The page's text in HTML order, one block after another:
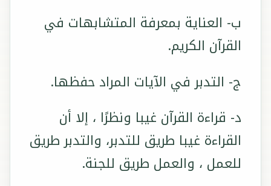
ب- العناية بمعرفة المتشابهات في
القرآن الكريم.
ج- التدبر في الآيات المراد حفظها.
د- قراءة القرآن غيبا ونظرًا ، إلا أن
القراءة غيبا طريق للتدبر، والتدبر طريق
للعمل ، والعمل طريق للجنة.